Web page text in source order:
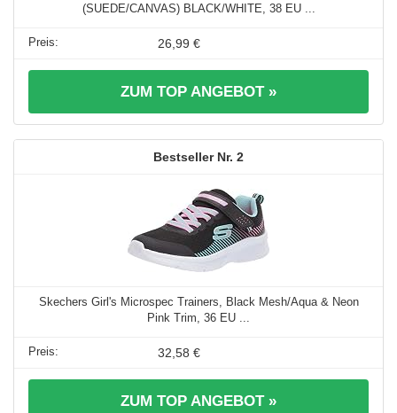
(SUEDE/CANVAS) BLACK/WHITE, 38 EU ...
26,99 €
ZUM TOP ANGEBOT »
2
Skechers Girl's Microspec Trainers, Black Mesh/Aqua & Neon
Pink Trim, 36 EU ...
32,58 €
ZUM TOP ANGEBOT »